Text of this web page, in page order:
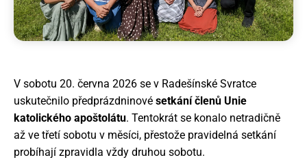
predstaveny@pallotini.cz
V sobotu 20. června 2026 se v Radešínské Svratce
uskutečnilo předprázdninové setkání členů Unie
katolického apoštolátu. Tentokrát se konalo netradičně
až ve třetí sobotu v měsíci, přestože pravidelná setkání
probíhají zpravidla vždy druhou sobotu.